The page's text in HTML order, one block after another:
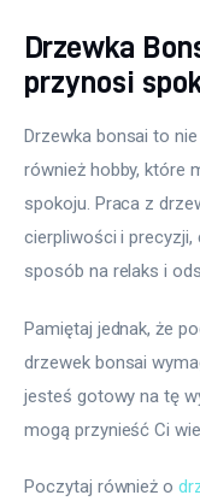
Drzewka
przynosi
Drzewka bonsai to
również hobby, które
spokoju. Praca z
cierpliwości i precyzji,
sposób na relaks i
Pamiętaj jednak, że
drzewek bonsai
jesteś gotowy na tę
mogą przynieść Ci
Poczytaj również o